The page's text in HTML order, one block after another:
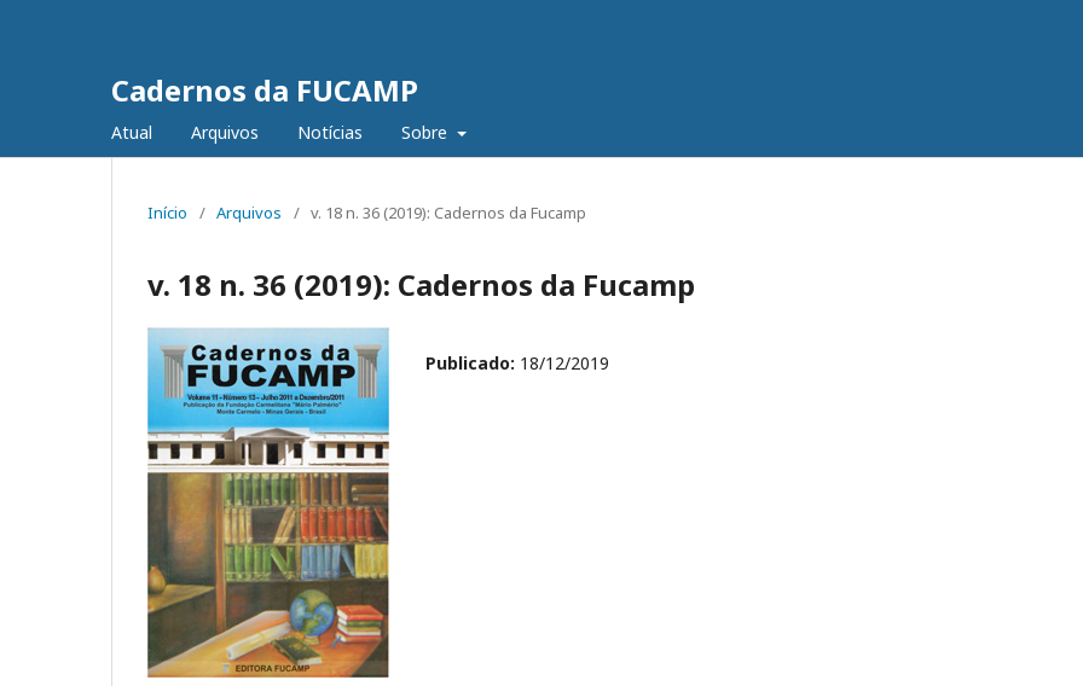
Cadernos da FUCAMP
Atual Arquivos Notícias Sobre
Início / Arquivos / v. 18 n. 36 (2019): Cadernos da Fucamp
v. 18 n. 36 (2019): Cadernos da Fucamp
Publicado: 18/12/2019